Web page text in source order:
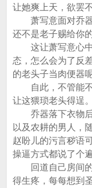
让她爽上天，欲罢
萧写意面对乔器
还不是老子赐给你
这让萧写意心中
态，怎么会为了反
的老头子当肉便器
自此，不管能不
让这猥琐老头得逞。
乔器落下衣物后
以及农耕的男人，
赵盼儿的污言秽语
操逼方式都说了个
回道自己房间的
得生疼，每每想到